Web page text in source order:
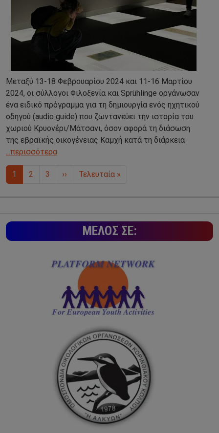
Μεταξύ 13-18 Φεβρουαρίου 2024 και 11-16 Μαρτίου
2024, οι σύλλογοι Φιλοξενία και Sprühlinge οργάνωσαν
ένα ειδικό πρόγραμμα για τη δημιουργία ενός ηχητικού
οδηγού (audio guide) που ζωντανεύει την ιστορία του
χωριού Κρυονέρι/Μάτσανι, όσον αφορά τη διάσωση
της εβραϊκής οικογένειας Καμχή κατά τη διάρκεια
...περισσότερα
Σελιδοποίηση
1 2 3 ›› Next page
Τελευταία »
ΜΈΛΟΣ ΣΕ: